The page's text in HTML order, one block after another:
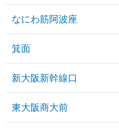
なにわ筋阿波座
箕面
新大阪新幹線口
東大阪商大前